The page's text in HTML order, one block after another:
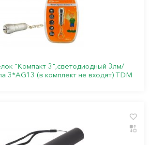
"Компакт 3",светодиодный 3лм/
3*АG13 (в комплект не входят) TDM